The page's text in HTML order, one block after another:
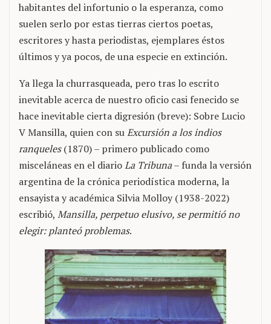
habitantes del infortunio o la esperanza, como
suelen serlo por estas tierras ciertos poetas,
escritores y hasta periodistas, ejemplares éstos
últimos y ya pocos, de una especie en extinción.
Ya llega la churrasqueada, pero tras lo escrito
inevitable acerca de nuestro oficio casi fenecido se
hace inevitable cierta digresión (breve): Sobre Lucio
V Mansilla, quien con suExcursión a los indios
ranqueles(1870) – primero publicado como
misceláneas en el diarioLa Tribuna– funda la versión
argentina de la crónica periodística moderna, la
ensayista y académica Silvia Molloy (1938-2022)
escribió, Mansilla, perpetuo elusivo, se permitió no
elegir: planteó problemas.